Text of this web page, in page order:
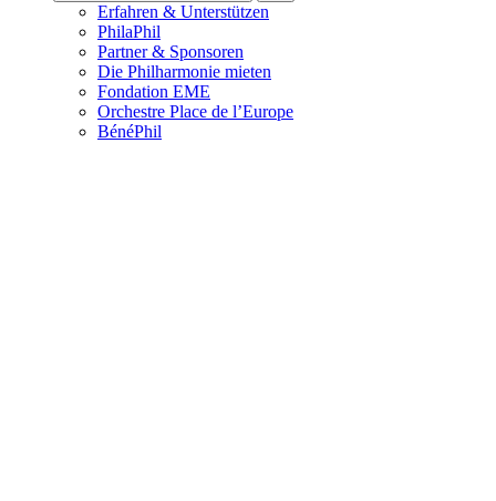
Erfahren & Unterstützen
PhilaPhil
Partner & Sponsoren
Die Philharmonie mieten
Fondation EME
Orchestre Place de l’Europe
BénéPhil